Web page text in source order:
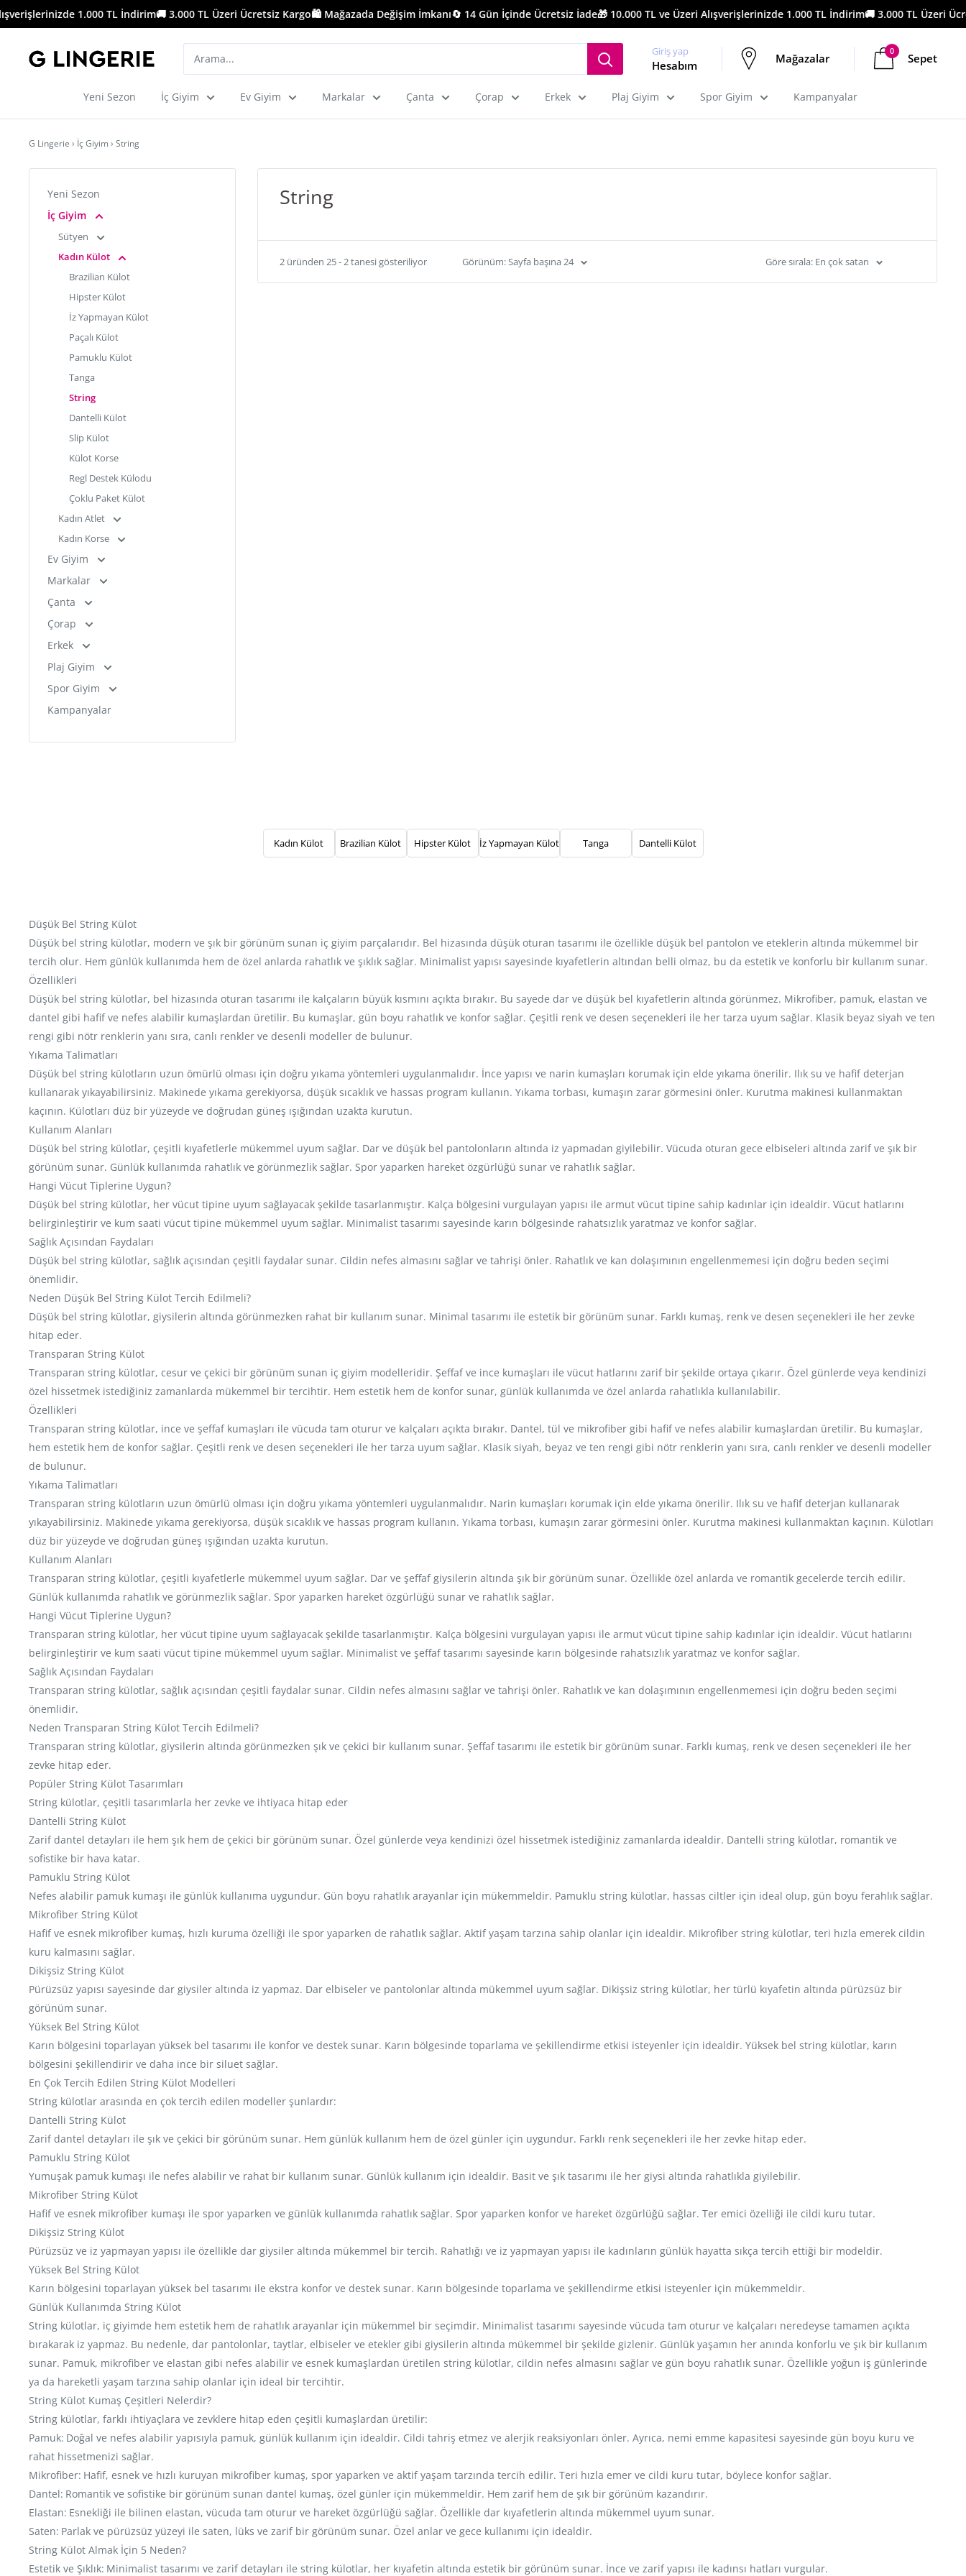
İçeriği
geç
1.000 TL İndirim🚚 3.000 TL Üzeri Ücretsiz Kargo🛍️ Mağazada Değişim İmkanı🔄 14 Gün İçinde Ücretsiz İade🎁 10.000 TL ve Üzeri Alışverişlerinizde 1.000 TL İndirim🚚 3.000 TL Üzeri
G
Giriş yap
Hesabım Mağazalar
0
Sepet
Yeni Sezon İç Giyim Ev Giyim Markalar Çanta Çorap Erkek Plaj Giyim Spor Giyim Kampanyalar
G Lingerie › İç Giyim › String
Yeni Sezon
İç Giyim
Sütyen
Kadın Külot
Brazilian Külot
Hipster Külot
İz Yapmayan Külot
Paçalı Külot
Pamuklu Külot
Tanga
String
Dantelli Külot
Slip Külot
Külot Korse
Regl Destek Külodu
Çoklu Paket Külot
Kadın Atlet
Kadın Korse
Ev Giyim
Markalar
Çanta
Çorap
Erkek
Plaj Giyim
Spor Giyim
Kampanyalar
String
2 üründen 25 - 2 tanesi gösteriliyor Görünüm: Sayfa başına 24 Göre sırala: En çok satan
Kadın Külot Brazilian Külot Hipster Külot İz Yapmayan Külot Tanga Dantelli Külot
Düşük Bel String Külot
Düşük bel string külotlar, modern ve şık bir görünüm sunan iç giyim parçalarıdır. Bel hizasında düşük oturan tasarımı ile özellikle düşük bel pantolon ve eteklerin altında mükemmel bir
tercih olur. Hem günlük kullanımda hem de özel anlarda rahatlık ve şıklık sağlar. Minimalist yapısı sayesinde kıyafetlerin altından belli olmaz, bu da estetik ve konforlu bir kullanım sunar.
Özellikleri
Düşük bel string külotlar, bel hizasında oturan tasarımı ile kalçaların büyük kısmını açıkta bırakır. Bu sayede dar ve düşük bel kıyafetlerin altında görünmez. Mikrofiber, pamuk, elastan ve
dantel gibi hafif ve nefes alabilir kumaşlardan üretilir. Bu kumaşlar, gün boyu rahatlık ve konfor sağlar. Çeşitli renk ve desen seçenekleri ile her tarza uyum sağlar. Klasik beyaz siyah ve ten
rengi gibi nötr renklerin yanı sıra, canlı renkler ve desenli modeller de bulunur.
Yıkama Talimatları
Düşük bel string külotların uzun ömürlü olması için doğru yıkama yöntemleri uygulanmalıdır. İnce yapısı ve narin kumaşları korumak için elde yıkama önerilir. Ilık su ve hafif deterjan
kullanarak yıkayabilirsiniz. Makinede yıkama gerekiyorsa, düşük sıcaklık ve hassas program kullanın. Yıkama torbası, kumaşın zarar görmesini önler. Kurutma makinesi kullanmaktan
kaçının. Külotları düz bir yüzeyde ve doğrudan güneş ışığından uzakta kurutun.
Kullanım Alanları
Düşük bel string külotlar, çeşitli kıyafetlerle mükemmel uyum sağlar. Dar ve düşük bel pantolonların altında iz yapmadan giyilebilir. Vücuda oturan gece elbiseleri altında zarif ve şık bir
görünüm sunar. Günlük kullanımda rahatlık ve görünmezlik sağlar. Spor yaparken hareket özgürlüğü sunar ve rahatlık sağlar.
Hangi Vücut Tiplerine Uygun?
Düşük bel string külotlar, her vücut tipine uyum sağlayacak şekilde tasarlanmıştır. Kalça bölgesini vurgulayan yapısı ile armut vücut tipine sahip kadınlar için idealdir. Vücut hatlarını
belirginleştirir ve kum saati vücut tipine mükemmel uyum sağlar. Minimalist tasarımı sayesinde karın bölgesinde rahatsızlık yaratmaz ve konfor sağlar.
Sağlık Açısından Faydaları
Düşük bel string külotlar, sağlık açısından çeşitli faydalar sunar. Cildin nefes almasını sağlar ve tahrişi önler. Rahatlık ve kan dolaşımının engellenmemesi için doğru beden seçimi
önemlidir.
Neden Düşük Bel String Külot Tercih Edilmeli?
Düşük bel string külotlar, giysilerin altında görünmezken rahat bir kullanım sunar. Minimal tasarımı ile estetik bir görünüm sunar. Farklı kumaş, renk ve desen seçenekleri ile her zevke
hitap eder.
Transparan String Külot
Transparan string külotlar, cesur ve çekici bir görünüm sunan iç giyim modelleridir. Şeffaf ve ince kumaşları ile vücut hatlarını zarif bir şekilde ortaya çıkarır. Özel günlerde veya kendinizi
özel hissetmek istediğiniz zamanlarda mükemmel bir tercihtir. Hem estetik hem de konfor sunar, günlük kullanımda ve özel anlarda rahatlıkla kullanılabilir.
Özellikleri
Transparan string külotlar, ince ve şeffaf kumaşları ile vücuda tam oturur ve kalçaları açıkta bırakır. Dantel, tül ve mikrofiber gibi hafif ve nefes alabilir kumaşlardan üretilir. Bu kumaşlar,
hem estetik hem de konfor sağlar. Çeşitli renk ve desen seçenekleri ile her tarza uyum sağlar. Klasik siyah, beyaz ve ten rengi gibi nötr renklerin yanı sıra, canlı renkler ve desenli modeller
de bulunur.
Yıkama Talimatları
Transparan string külotların uzun ömürlü olması için doğru yıkama yöntemleri uygulanmalıdır. Narin kumaşları korumak için elde yıkama önerilir. Ilık su ve hafif deterjan kullanarak
yıkayabilirsiniz. Makinede yıkama gerekiyorsa, düşük sıcaklık ve hassas program kullanın. Yıkama torbası, kumaşın zarar görmesini önler. Kurutma makinesi kullanmaktan kaçının. Külotları
düz bir yüzeyde ve doğrudan güneş ışığından uzakta kurutun.
Kullanım Alanları
Transparan string külotlar, çeşitli kıyafetlerle mükemmel uyum sağlar. Dar ve şeffaf giysilerin altında şık bir görünüm sunar. Özellikle özel anlarda ve romantik gecelerde tercih edilir.
Günlük kullanımda rahatlık ve görünmezlik sağlar. Spor yaparken hareket özgürlüğü sunar ve rahatlık sağlar.
Hangi Vücut Tiplerine Uygun?
Transparan string külotlar, her vücut tipine uyum sağlayacak şekilde tasarlanmıştır. Kalça bölgesini vurgulayan yapısı ile armut vücut tipine sahip kadınlar için idealdir. Vücut hatlarını
belirginleştirir ve kum saati vücut tipine mükemmel uyum sağlar. Minimalist ve şeffaf tasarımı sayesinde karın bölgesinde rahatsızlık yaratmaz ve konfor sağlar.
Sağlık Açısından Faydaları
Transparan string külotlar, sağlık açısından çeşitli faydalar sunar. Cildin nefes almasını sağlar ve tahrişi önler. Rahatlık ve kan dolaşımının engellenmemesi için doğru beden seçimi
önemlidir.
Neden Transparan String Külot Tercih Edilmeli?
Transparan string külotlar, giysilerin altında görünmezken şık ve çekici bir kullanım sunar. Şeffaf tasarımı ile estetik bir görünüm sunar. Farklı kumaş, renk ve desen seçenekleri ile her
zevke hitap eder.
Popüler String Külot Tasarımları
String külotlar, çeşitli tasarımlarla her zevke ve ihtiyaca hitap eder
Dantelli String Külot
Zarif dantel detayları ile hem şık hem de çekici bir görünüm sunar. Özel günlerde veya kendinizi özel hissetmek istediğiniz zamanlarda idealdir. Dantelli string külotlar, romantik ve
sofistike bir hava katar.
Pamuklu String Külot
Nefes alabilir pamuk kumaşı ile günlük kullanıma uygundur. Gün boyu rahatlık arayanlar için mükemmeldir. Pamuklu string külotlar, hassas ciltler için ideal olup, gün boyu ferahlık sağlar.
Mikrofiber String Külot
Hafif ve esnek mikrofiber kumaş, hızlı kuruma özelliği ile spor yaparken de rahatlık sağlar. Aktif yaşam tarzına sahip olanlar için idealdir. Mikrofiber string külotlar, teri hızla emerek cildin
kuru kalmasını sağlar.
Dikişsiz String Külot
Pürüzsüz yapısı sayesinde dar giysiler altında iz yapmaz. Dar elbiseler ve pantolonlar altında mükemmel uyum sağlar. Dikişsiz string külotlar, her türlü kıyafetin altında pürüzsüz bir
görünüm sunar.
Yüksek Bel String Külot
Karın bölgesini toparlayan yüksek bel tasarımı ile konfor ve destek sunar. Karın bölgesinde toparlama ve şekillendirme etkisi isteyenler için idealdir. Yüksek bel string külotlar, karın
bölgesini şekillendirir ve daha ince bir siluet sağlar.
En Çok Tercih Edilen String Külot Modelleri
String külotlar arasında en çok tercih edilen modeller şunlardır:
Dantelli String Külot
Zarif dantel detayları ile şık ve çekici bir görünüm sunar. Hem günlük kullanım hem de özel günler için uygundur. Farklı renk seçenekleri ile her zevke hitap eder.
Pamuklu String Külot
Yumuşak pamuk kumaşı ile nefes alabilir ve rahat bir kullanım sunar. Günlük kullanım için idealdir. Basit ve şık tasarımı ile her giysi altında rahatlıkla giyilebilir.
Mikrofiber String Külot
Hafif ve esnek mikrofiber kumaşı ile spor yaparken ve günlük kullanımda rahatlık sağlar. Spor yaparken konfor ve hareket özgürlüğü sağlar. Ter emici özelliği ile cildi kuru tutar.
Dikişsiz String Külot
Pürüzsüz ve iz yapmayan yapısı ile özellikle dar giysiler altında mükemmel bir tercih. Rahatlığı ve iz yapmayan yapısı ile kadınların günlük hayatta sıkça tercih ettiği bir modeldir.
Yüksek Bel String Külot
Karın bölgesini toparlayan yüksek bel tasarımı ile ekstra konfor ve destek sunar. Karın bölgesinde toparlama ve şekillendirme etkisi isteyenler için mükemmeldir.
Günlük Kullanımda String Külot
String külotlar, iç giyimde hem estetik hem de rahatlık arayanlar için mükemmel bir seçimdir. Minimalist tasarımı sayesinde vücuda tam oturur ve kalçaları neredeyse tamamen açıkta
bırakarak iz yapmaz. Bu nedenle, dar pantolonlar, taytlar, elbiseler ve etekler gibi giysilerin altında mükemmel bir şekilde gizlenir. Günlük yaşamın her anında konforlu ve şık bir kullanım
sunar. Pamuk, mikrofiber ve elastan gibi nefes alabilir ve esnek kumaşlardan üretilen string külotlar, cildin nefes almasını sağlar ve gün boyu rahatlık sunar. Özellikle yoğun iş günlerinde
ya da hareketli yaşam tarzına sahip olanlar için ideal bir tercihtir.
String Külot Kumaş Çeşitleri Nelerdir?
String külotlar, farklı ihtiyaçlara ve zevklere hitap eden çeşitli kumaşlardan üretilir:
Pamuk: Doğal ve nefes alabilir yapısıyla pamuk, günlük kullanım için idealdir. Cildi tahriş etmez ve alerjik reaksiyonları önler. Ayrıca, nemi emme kapasitesi sayesinde gün boyu kuru ve
rahat hissetmenizi sağlar.
Mikrofiber: Hafif, esnek ve hızlı kuruyan mikrofiber kumaş, spor yaparken ve aktif yaşam tarzında tercih edilir. Teri hızla emer ve cildi kuru tutar, böylece konfor sağlar.
Dantel: Romantik ve sofistike bir görünüm sunan dantel kumaş, özel günler için mükemmeldir. Hem zarif hem de şık bir görünüm kazandırır.
Elastan: Esnekliği ile bilinen elastan, vücuda tam oturur ve hareket özgürlüğü sağlar. Özellikle dar kıyafetlerin altında mükemmel uyum sunar.
Saten: Parlak ve pürüzsüz yüzeyi ile saten, lüks ve zarif bir görünüm sunar. Özel anlar ve gece kullanımı için idealdir.
String Külot Almak İçin 5 Neden?
Estetik ve Şıklık: Minimalist tasarımı ve zarif detayları ile string külotlar, her kıyafetin altında estetik bir görünüm sunar. İnce ve zarif yapısı ile kadınsı hatları vurgular.